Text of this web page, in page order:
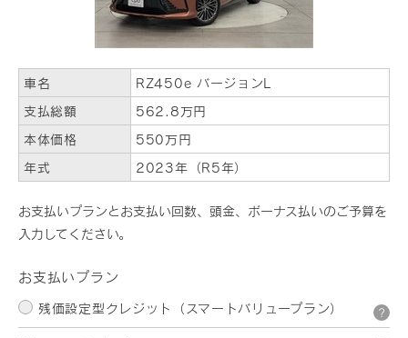
車名
RZ450e バージョンL
支払総額
562.8万円
本体価格
550万円
年式
2023年（R5年）
お支払いプランとお支払い回数、頭金、ボーナス払いのご予算を
入力してください。
お支払いプラン
残価設定型クレジット（スマートバリュープラン） ?